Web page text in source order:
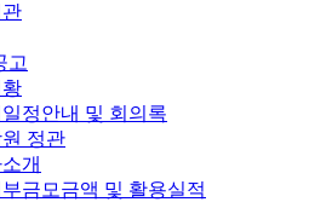
고
정안내 및 회의록
정관
개
금모금액 및 활용실적